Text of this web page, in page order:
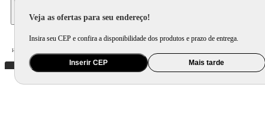
Veja as ofertas para seu endereço!
Insira seu CEP e confira a disponibilidade dos produtos e prazo de entrega.
Inserir CEP Mais tarde
Home